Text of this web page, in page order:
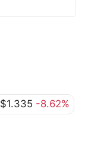
$1.335 -8.62%